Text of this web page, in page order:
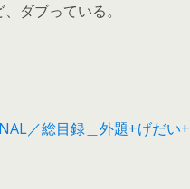
ダブっている。
／総目録＿外題+げだい